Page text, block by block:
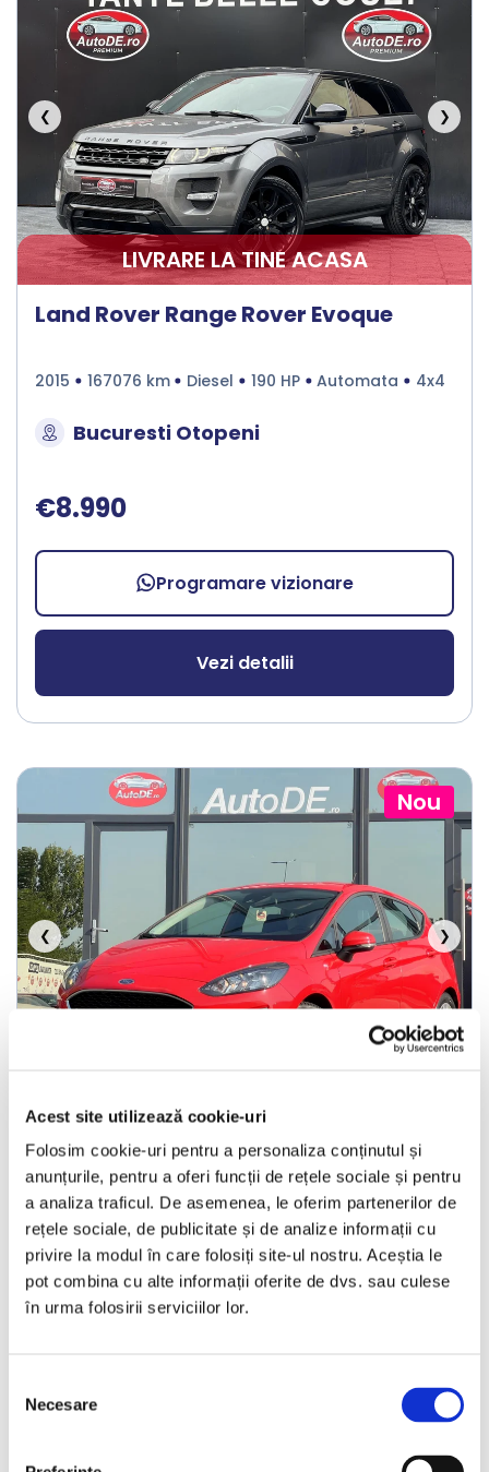
Acest site utilizează cookie-uri
Folosim cookie-uri pentru a personaliza conținutul și
anunțurile, pentru a oferi funcții de rețele sociale și pentru
a analiza traficul. De asemenea, le oferim partenerilor de
rețele sociale, de publicitate și de analize informații cu
privire la modul în care folosiți site-ul nostru. Aceștia le
pot combina cu alte informații oferite de dvs. sau culese
în urma folosirii serviciilor lor.
consimțământului
Necesare
❮ ❯
LIVRARE LA TINE ACASA
Land Rover Range Rover Evoque
2015 167076 km Diesel 190 HP Automata 4x4
Bucuresti Otopeni
€8.990
Programare vizionare
Vezi detalii
Nou
❮ ❯
2021 136150 km Diesel 100 HP Manuala
Bucuresti Odaii